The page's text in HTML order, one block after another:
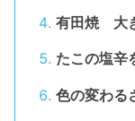
有田焼 大
たこの塩辛
色の変わる